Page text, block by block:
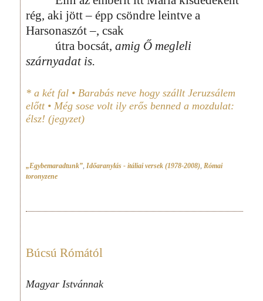
rég, aki jött – épp csöndre leintve a
Harsonaszót –, csak
útra bocsát, amig Ő megleli
szárnyadat is.
* a két fal • Barabás neve hogy szállt Jeruzsálem
előtt • Még sose volt ily erős benned a mozdulat:
élsz! (jegyzet)
„Egybemaradtunk”, Időaranylás - itáliai versek (1978-2008), Római
toronyzene
Búcsú Rómától
Magyar Istvánnak